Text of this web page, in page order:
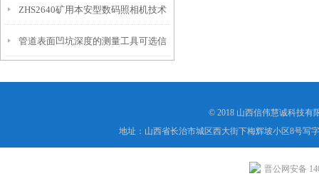
ZHS2640矿用本安型数码照相机技术
参数！
管道表面凹坑深度的测量工具可选信
© 2018 山西信伟慧诚科技有
地址：山西省长治市城区西大街下梅辉坡小区8号写
晋公网安备